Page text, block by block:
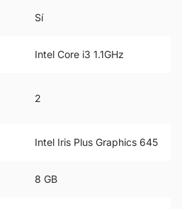
Sí
Intel Core i3 1.1GHz
2
Intel Iris Plus Graphics 645
8 GB